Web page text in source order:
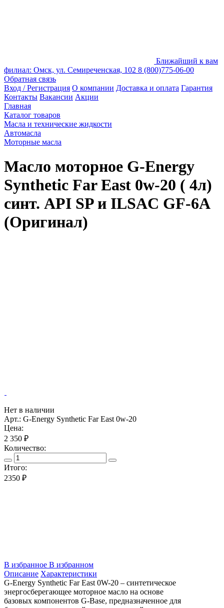
Ближайший к вам
филиал: Омск, ул. Семиреченская, 102 8 (800)775-06-00
Обратная связь
Вход / Регистрация О компании Доставка и оплата Гарантия
Контакты Вакансии Акции
Главная
Каталог товаров
Масла и технические жидкости
Автомасла
Моторные масла
Масло моторное G-Energy
Synthetic Far East 0w-20 ( 4л)
синт. API SP и ILSAC GF-6A
(Оригинал)
Нет в наличии
Арт.: G-Energy Synthetic Far East 0w-20
Цена:
2 350 ₽
Количество:
Итого:
2350 ₽
В избранное В избранном
Описание Характеристики
G-Energy Synthetic Far East 0W-20 – синтетическое
энергосберегающее моторное масло на основе
базовых компонентов G-Base, предназначенное для